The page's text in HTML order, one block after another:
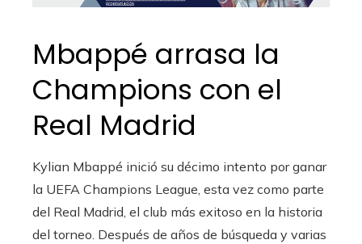
Mbappé arrasa la
Champions con el
Real Madrid
Kylian Mbappé inició su décimo intento por ganar
la UEFA Champions League, esta vez como parte
del Real Madrid, el club más exitoso en la historia
del torneo. Después de años de búsqueda y varias